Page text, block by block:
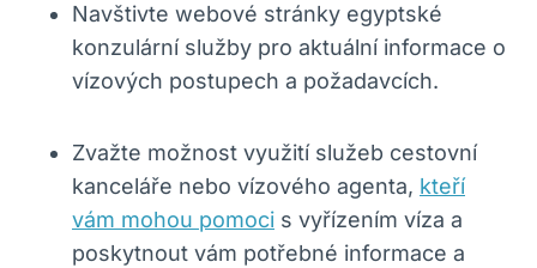
Navštivte webové stránky egyptské
konzulární služby pro aktuální informace o
vízových postupech a požadavcích.
Zvažte možnost využití služeb cestovní
kanceláře nebo vízového agenta, kteří
vám mohou pomoci s vyřízením víza a
poskytnout vám potřebné informace a